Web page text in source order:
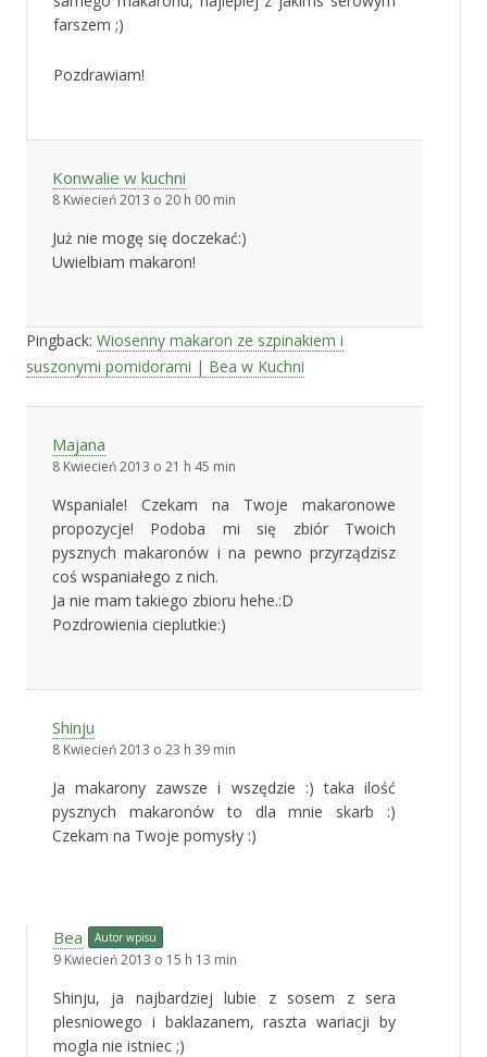
farszem ;)
Pozdrawiam!
Konwalie w kuchni
8 Kwiecień 2013 o 20 h 00 min
Już nie mogę się doczekać:)
Uwielbiam makaron!
Pingback: Wiosenny makaron ze szpinakiem i
suszonymi pomidorami | Bea w Kuchni
Majana
8 Kwiecień 2013 o 21 h 45 min
Wspaniale! Czekam na Twoje makaronowe
propozycje! Podoba mi się zbiór Twoich
pysznych makaronów i na pewno przyrządzisz
coś wspaniałego z nich.
Ja nie mam takiego zbioru hehe.:D
Pozdrowienia cieplutkie:)
Shinju
8 Kwiecień 2013 o 23 h 39 min
Ja makarony zawsze i wszędzie :) taka ilość
pysznych makaronów to dla mnie skarb :)
Czekam na Twoje pomysły :)
Bea Autor wpisu
9 Kwiecień 2013 o 15 h 13 min
Shinju, ja najbardziej lubie z sosem z sera
plesniowego i baklazanem, raszta wariacji by
mogla nie istniec ;)